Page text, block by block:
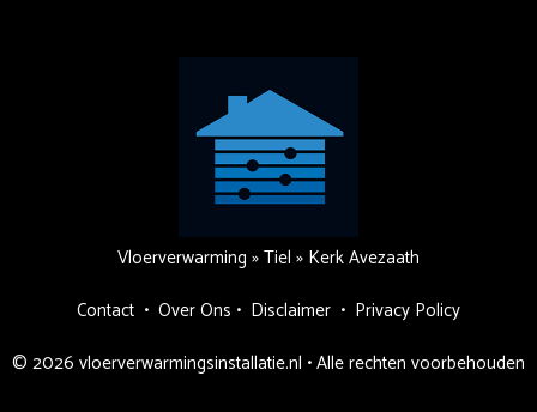
Vloerverwarming »Tiel » Kerk Avezaath
Contact • Over Ons • Disclaimer • Privacy Policy
© 2026 vloerverwarmingsinstallatie.nl • Alle rechten voorbehouden